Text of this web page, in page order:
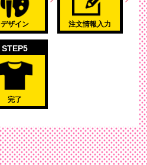
デザイン 注文情報入力
STEP5
完了